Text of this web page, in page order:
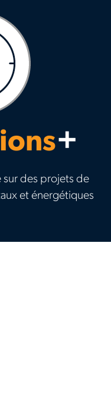
+
sur des projets de
et énergétiques